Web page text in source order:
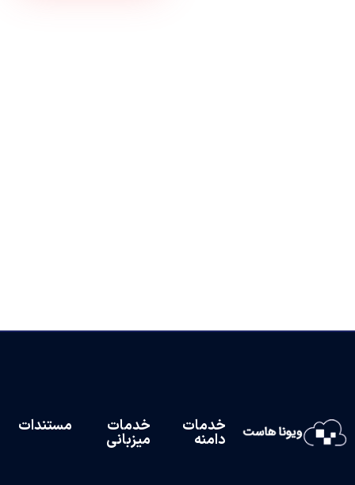
خدمات
دامنه
خدمات
میزبانی
مستندات